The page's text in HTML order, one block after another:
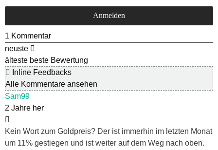
1 Kommentar
neuste
älteste beste Bewertung
Inline Feedbacks
Alle Kommentare ansehen
Sam99
2 Jahre her
Kein Wort zum Goldpreis? Der ist immerhin im letzten Monat
um 11% gestiegen und ist weiter auf dem Weg nach oben.